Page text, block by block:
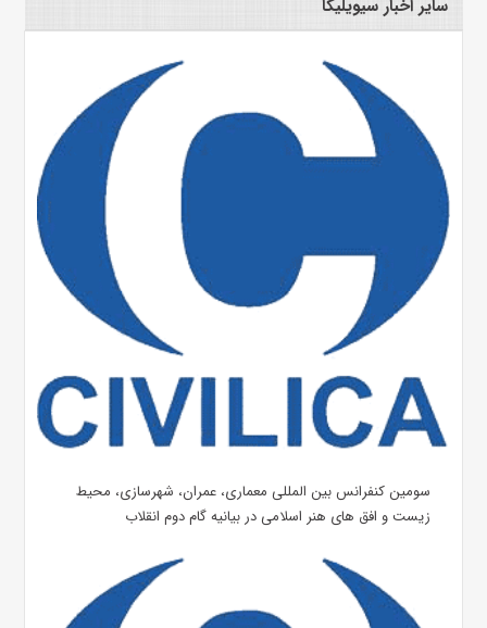
سایر اخبار سیویلیکا
سومین کنفرانس بین المللی معماری، عمران، شهرسازی، محیط
زیست و افق های هنر اسلامی در بیانیه گام دوم انقلاب